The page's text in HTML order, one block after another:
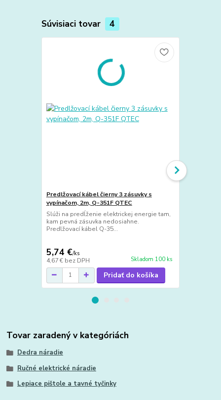
Súvisiaci tovar 4
Predlžovací kábel čierny 3 zásuvky s
vypínačom, 2m, Q-351F QTEC
Slúži na predĺženie elektrickej energie tam,
kam pevná zásuvka nedosiahne.
Predlžovací kábel Q-35...
5,74 €/ks
4,67 € bez DPH Skladom 100 ks
Pridať do košíka
Tovar zaradený v kategóriách
Dedra náradie
Ručné elektrické náradie
Lepiace pištole a tavné tyčinky